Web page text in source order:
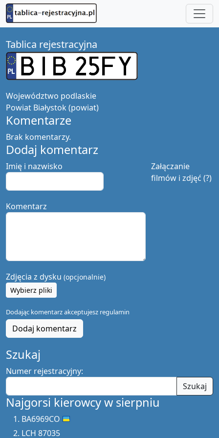
Tablica rejestracyjna
Województwo podlaskie
Powiat Białystok (powiat)
Komentarze
Brak komentarzy.
Dodaj komentarz
Załączanie
filmów i zdjęć (?)
Imię i nazwisko
Komentarz
Zdjęcia z dysku (opcjonalnie)
Wybierz pliki
Dodając komentarz akceptujesz regulamin
Dodaj komentarz
Szukaj
Numer rejestracyjny:
Szukaj
Najgorsi kierowcy w sierpniu
BA6969CO
LCH 87035